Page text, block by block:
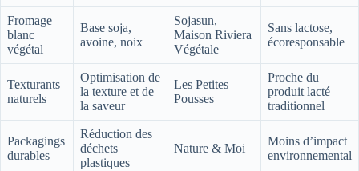
Fromage
blanc
végétal
Base soja,
avoine, noix
Sojasun,
Maison Riviera
Végétale
Sans lactose,
écoresponsable
Texturants
naturels
Optimisation de
la texture et de
la saveur
Les Petites
Pousses
Proche du
produit lacté
traditionnel
Packagings
durables
Réduction des
déchets
plastiques
Nature & Moi
Moins d’impact
environnemental